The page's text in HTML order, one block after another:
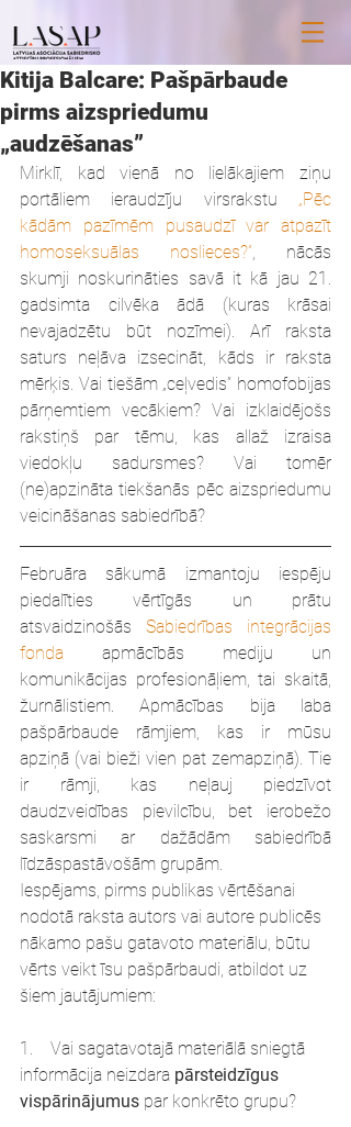
Kitija Balcare: Pašpārbaude
pirms aizspriedumu
„audzēšanas”
Mirklī, kad vienā no lielākajiem ziņu
portāliem ieraudzīju virsrakstu „Pēc
kādām pazīmēm pusaudzī var atpazīt
homoseksuālas noslieces?”, nācās
skumji noskurināties savā it kā jau 21.
gadsimta cilvēka ādā (kuras krāsai
nevajadzētu būt nozīmei). Arī raksta
saturs neļāva izsecināt, kāds ir raksta
mērķis. Vai tiešām „ceļvedis” homofobijas
pārņemtiem vecākiem? Vai izklaidējošs
rakstiņš par tēmu, kas allaž izraisa
viedokļu sadursmes? Vai tomēr
(ne)apzināta tiekšanās pēc aizspriedumu
veicināšanas sabiedrībā?
Februāra sākumā izmantoju iespēju
piedalīties vērtīgās un prātu
atsvaidzinošās Sabiedrības integrācijas
fonda apmācībās mediju un
komunikācijas profesionāļiem, tai skaitā,
žurnālistiem. Apmācības bija laba
pašpārbaude rāmjiem, kas ir mūsu
apziņā (vai bieži vien pat zemapziņā). Tie
ir rāmji, kas neļauj piedzīvot
daudzveidības pievilcību, bet ierobežo
saskarsmi ar dažādām sabiedrībā
līdzāspastāvošām grupām.
Iespējams, pirms publikas vērtēšanai
nodotā raksta autors vai autore publicēs
nākamo pašu gatavoto materiālu, būtu
vērts veikt īsu pašpārbaudi, atbildot uz
šiem jautājumiem:
1.    Vai sagatavotajā materiālā sniegtā
informācija neizdara pārsteidzīgus
vispārinājumus par konkrēto grupu?